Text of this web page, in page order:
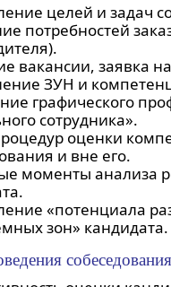
целей и задач
потребностей
вакансии, заявка
ЗУН и
графического
сотрудника».
оценки
и вне его.
моменты анализа
«потенциала
зон» кандидата.
собеседования